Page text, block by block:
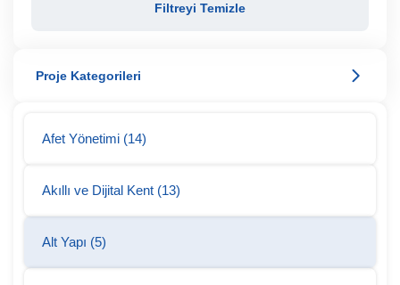
Filtreyi Temizle
Proje Kategorileri
Afet Yönetimi (14)
Akıllı ve Dijital Kent (13)
Alt Yapı (5)